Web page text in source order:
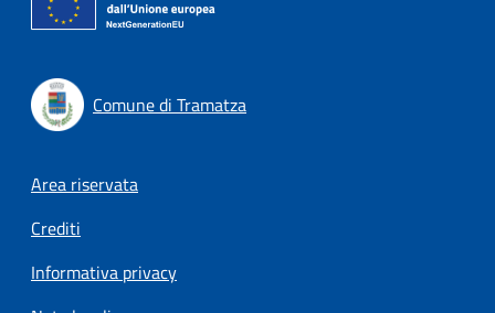
Comune di Tramatza
Footer menu
Area riservata
Crediti
Informativa privacy